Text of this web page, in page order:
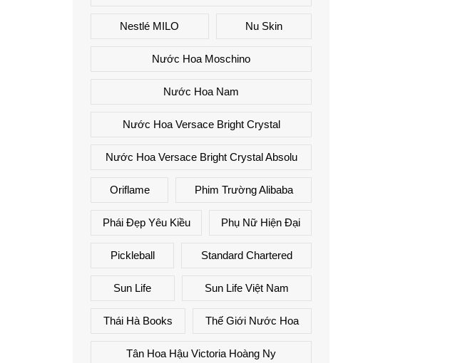
Nestlé MILO Nu Skin
Nước Hoa Moschino
Nước Hoa Nam
Nước Hoa Versace Bright Crystal
Nước Hoa Versace Bright Crystal Absolu
Oriflame Phim Trường Alibaba
Phái Đẹp Yêu Kiều Phụ Nữ Hiện Đại
Pickleball Standard Chartered
Sun Life Sun Life Việt Nam
Thái Hà Books Thế Giới Nước Hoa
Tân Hoa Hậu Victoria Hoàng Ny